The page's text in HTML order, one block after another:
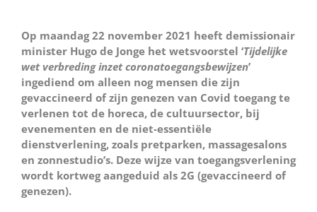
Op maandag 22 november 2021 heeft demissionair
minister Hugo de Jonge het wetsvoorstel ‘Tijdelijke
wet verbreding inzet coronatoegangsbewijzen’
ingediend om alleen nog mensen die zijn
gevaccineerd of zijn genezen van Covid toegang te
verlenen tot de horeca, de cultuursector, bij
evenementen en de niet-essentiële
dienstverlening, zoals pretparken, massagesalons
en zonnestudio’s. Deze wijze van toegangsverlening
wordt kortweg aangeduid als 2G (gevaccineerd of
genezen).